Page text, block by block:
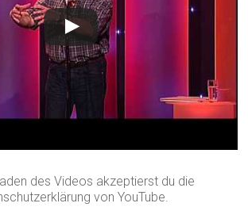
des Videos akzeptierst du die
von YouTube.